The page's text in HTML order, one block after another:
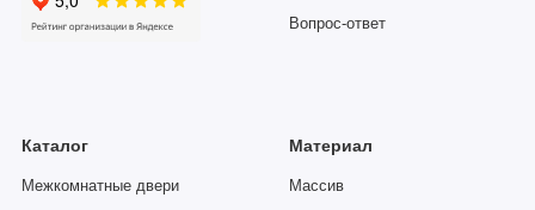
Вопрос-ответ
Каталог
Межкомнатные двери
Материал
Массив